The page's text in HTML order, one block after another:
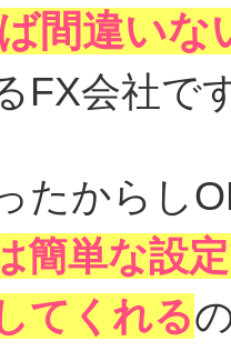
間違いな
FX会社で
たからし
簡単な設
てくれる